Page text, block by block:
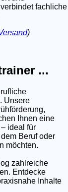
fachliche
)
...
Unsere
Ihnen eine
ideal für
Beruf oder
möchten.
zahlreiche
Entdecke
Inhalte